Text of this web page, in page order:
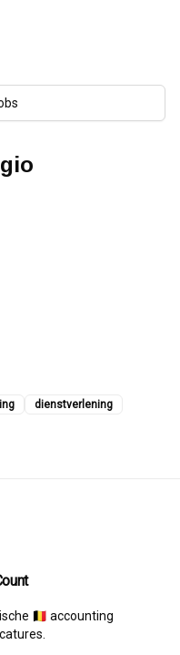
dienstverlening
🇧🇪 accounting